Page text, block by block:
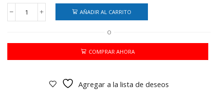
CUADERNO
A5
T/SEMIRIG.
HS
AÑADIR AL CARRITO
O
COMPRAR AHORA
Agregar a la lista de deseos